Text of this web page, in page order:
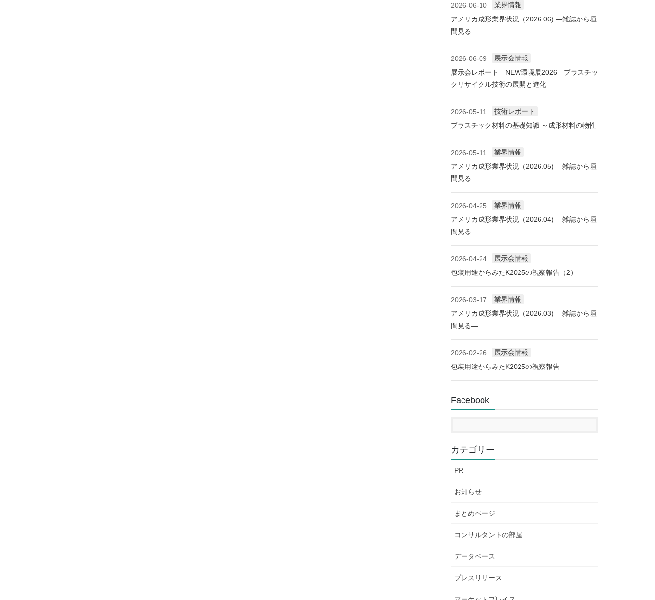
2026-06-10
業界情報
アメリカ成形業界状況（2026.06) ―雑誌から垣
間見る―
2026-06-09
展示会情報
展示会レポート NEW環境展2026 プラスチッ
クリサイクル技術の展開と進化
2026-05-11
技術レポート
プラスチック材料の基礎知識 ～成形材料の物性
2026-05-11
業界情報
アメリカ成形業界状況（2026.05) ―雑誌から垣
間見る―
2026-04-25
業界情報
アメリカ成形業界状況（2026.04) ―雑誌から垣
間見る―
2026-04-24
展示会情報
包装用途からみたK2025の視察報告（2）
2026-03-17
業界情報
アメリカ成形業界状況（2026.03) ―雑誌から垣
間見る―
2026-02-26
展示会情報
包装用途からみたK2025の視察報告
Facebook
カテゴリー
PR
お知らせ
まとめページ
コンサルタントの部屋
データベース
プレスリリース